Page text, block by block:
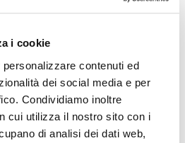
i cookie
contenuti ed
dei social media e per
Condividiamo inoltre
cui utilizza il nostro sito con i
di analisi dei dati web,
Costa Edutainment, è
conservazione della biodiversità.
internazionali e